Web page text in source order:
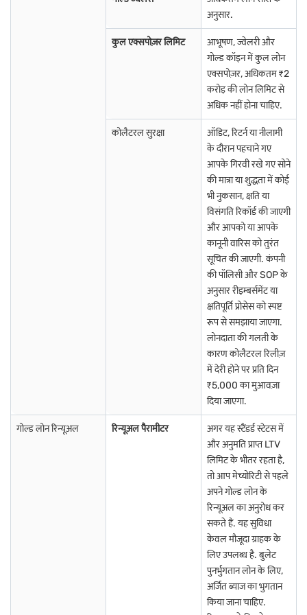
दिल्ली में गोल्ड लोन तमिलनाडु में गोल्ड लोन
मदुरई में गोल्ड लोन
मुज़फ्फरपुर में गोल्ड लोन विजयवाड़ा में गोल्ड लोन
कोल्लम में गोल्ड लोन
राजमंड्री में गोल्ड लोन
पुणे में गोल्ड लोन
शिमला में गोल्ड लोन
अहमदाबाद में गोल्ड लोन
अनुसार.
कुल एक्सपोज़र लिमिट
आभूषण, ज्वेलरी और
गोल्ड कॉइन में कुल लोन
एक्सपोज़र, अधिकतम ₹2
करोड़ की लोन लिमिट से
अधिक नहीं होना चाहिए.
कोलैटरल सुरक्षा
ऑडिट, रिटर्न या नीलामी
के दौरान पहचाने गए
आपके गिरवी रखे गए सोने
की मात्रा या शुद्धता में कोई
भी नुकसान, क्षति या
विसंगति रिकॉर्ड की जाएगी
और आपको या आपके
कानूनी वारिस को तुरंत
सूचित की जाएगी. कंपनी
की पॉलिसी और SOP के
अनुसार रीइम्बर्समेंट या
क्षतिपूर्ति प्रोसेस को स्पष्ट
रूप से समझाया जाएगा.
लोनदाता की गलती के
कारण कोलैटरल रिलीज़
में देरी होने पर प्रति दिन
₹5,000 का मुआवज़ा
दिया जाएगा.
गोल्ड लोन रिन्यूअल रिन्यूअल पैरामीटर
अगर यह स्टैंडर्ड स्टेटस में
और अनुमति प्राप्त LTV
लिमिट के भीतर रहता है,
तो आप मेच्योरिटी से पहले
अपने गोल्ड लोन के
रिन्यूअल का अनुरोध कर
सकते हैं. यह सुविधा
केवल मौजूदा ग्राहक के
लिए उपलब्ध है. बुलेट
पुनर्भुगतान लोन के लिए,
अर्जित ब्याज का भुगतान
किया जाना चाहिए.